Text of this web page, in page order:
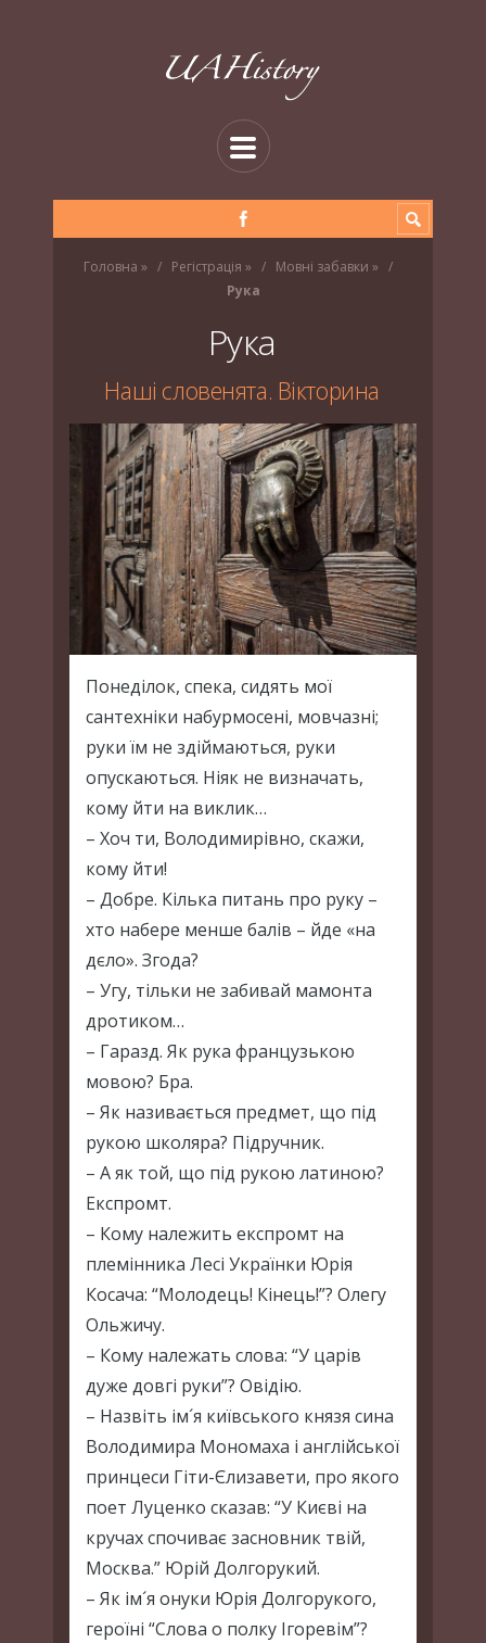
Головна » Регістрація » Мовні забавки »
Рука
Рука
Наші словенята. Вікторина
Понеділок, спека, сидять мої
сантехніки набурмосені, мовчазні;
руки їм не здіймаються, руки
опускаються. Ніяк не визначать,
кому йти на виклик…
– Хоч ти, Володимирівно, скажи,
кому йти!
– Добре. Кілька питань про руку –
хто набере менше балів – йде «на
дєло». Згода?
– Угу, тільки не забивай мамонта
дротиком…
– Гаразд. Як рука французькою
мовою? Бра.
– Як називається предмет, що під
рукою школяра? Підручник.
– А як той, що під рукою латиною?
Експромт.
– Кому належить експромт на
племінника Лесі Українки Юрія
Косача: “Молодець! Кінець!”? Олегу
Ольжичу.
– Кому належать слова: “У царів
дуже довгі руки”? Овідію.
– Назвіть ім´я київського князя сина
Володимира Мономаха і англійської
принцеси Гіти-Єлизавети, про якого
поет Луценко сказав: “У Києві на
кручах спочиває засновник твій,
Москва.” Юрій Долгорукий.
– Як ім´я онуки Юрія Долгорукого,
героїні “Слова о полку Ігоревім”?